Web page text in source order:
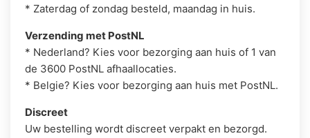
* Zaterdag of zondag besteld, maandag in huis.
Verzending met PostNL
* Nederland? Kies voor bezorging aan huis of 1 van
de 3600 PostNL afhaallocaties.
* Belgie? Kies voor bezorging aan huis met PostNL.
Discreet
Uw bestelling wordt discreet verpakt en bezorgd.